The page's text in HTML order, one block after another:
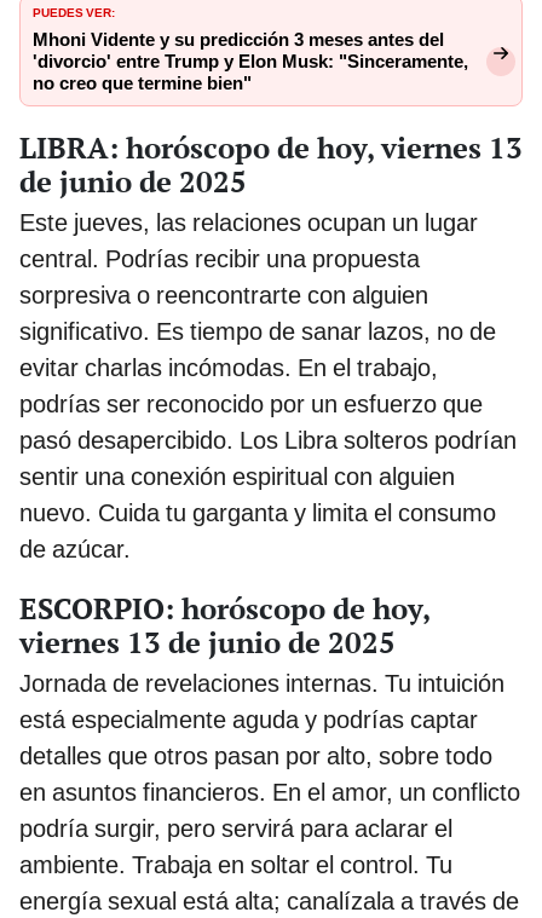
PUEDES VER:
Mhoni Vidente y su predicción 3 meses antes del
'divorcio' entre Trump y Elon Musk: "Sinceramente,
no creo que termine bien"
LIBRA: horóscopo de hoy, viernes 13
de junio de 2025
Este jueves, las relaciones ocupan un lugar
central. Podrías recibir una propuesta
sorpresiva o reencontrarte con alguien
significativo. Es tiempo de sanar lazos, no de
evitar charlas incómodas. En el trabajo,
podrías ser reconocido por un esfuerzo que
pasó desapercibido. Los Libra solteros podrían
sentir una conexión espiritual con alguien
nuevo. Cuida tu garganta y limita el consumo
de azúcar.
ESCORPIO: horóscopo de hoy,
viernes 13 de junio de 2025
Jornada de revelaciones internas. Tu intuición
está especialmente aguda y podrías captar
detalles que otros pasan por alto, sobre todo
en asuntos financieros. En el amor, un conflicto
podría surgir, pero servirá para aclarar el
ambiente. Trabaja en soltar el control. Tu
energía sexual está alta; canalízala a través de